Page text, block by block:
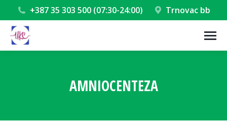
+387 35 303 500 (07:30-24:00) Trnovac bb
AMNIOCENTEZA